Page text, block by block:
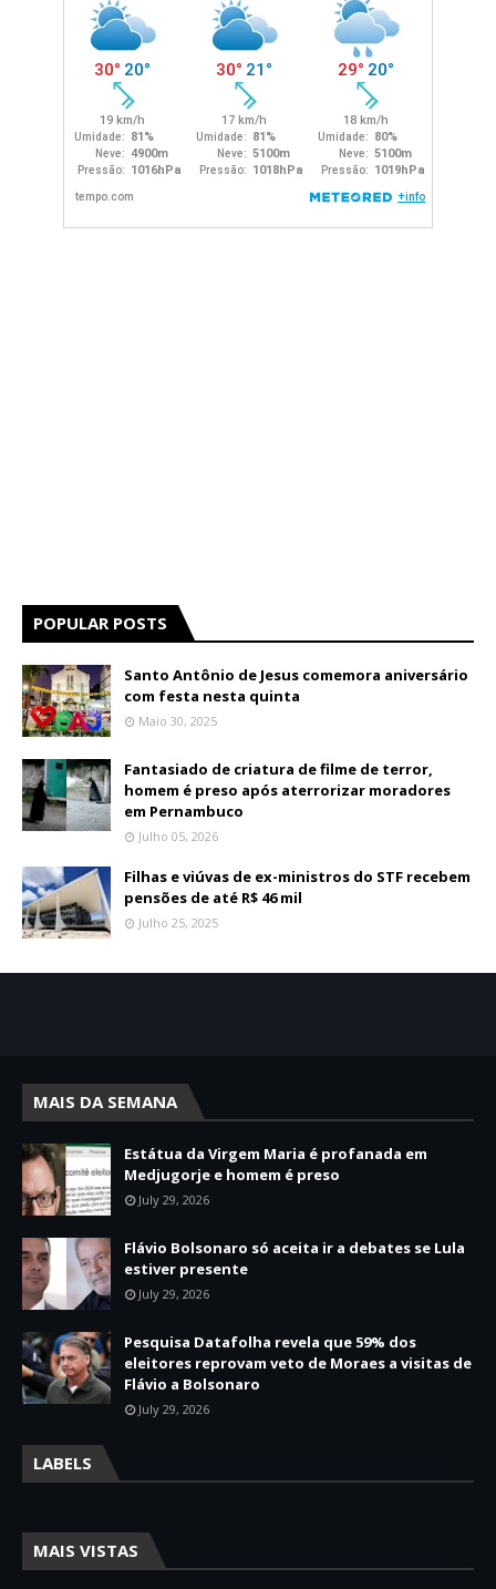
POPULAR POSTS
Santo Antônio de Jesus comemora aniversário
com festa nesta quinta
Maio 30, 2025
Fantasiado de criatura de filme de terror,
homem é preso após aterrorizar moradores
em Pernambuco
Julho 05, 2026
Filhas e viúvas de ex-ministros do STF recebem
pensões de até R$ 46 mil
Julho 25, 2025
MAIS DA SEMANA
Estátua da Virgem Maria é profanada em
Medjugorje e homem é preso
July 29, 2026
Flávio Bolsonaro só aceita ir a debates se Lula
estiver presente
July 29, 2026
Pesquisa Datafolha revela que 59% dos
eleitores reprovam veto de Moraes a visitas de
Flávio a Bolsonaro
July 29, 2026
LABELS
MAIS VISTAS